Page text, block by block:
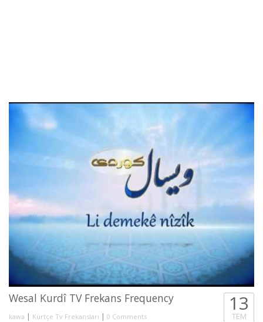
Wesal Kurdî TV Frekans Frequency
kawa | Kürtçe Tv Frekansları | 0 Comments
13
TEM